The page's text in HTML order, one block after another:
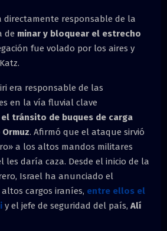
directamente responsable de la
de minar y bloquear el estrecho
fue volado por los aires y
era responsable de las
en la vía fluvial clave
tránsito de buques de carga
. Afirmó que el ataque sirvió
a los altos mandos militares
les daría caza. Desde el inicio de la
Israel ha anunciado el
cargos iraníes, entre ellos el
y el jefe de seguridad del país, Alí